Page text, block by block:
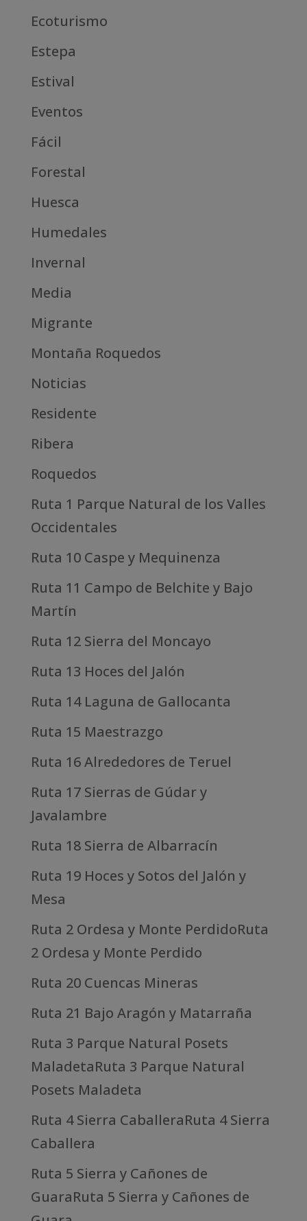
Ecoturismo
Estepa
Estival
Eventos
Fácil
Forestal
Huesca
Humedales
Invernal
Media
Migrante
Montaña Roquedos
Noticias
Residente
Ribera
Roquedos
Ruta 1 Parque Natural de los Valles
Occidentales
Ruta 10 Caspe y Mequinenza
Ruta 11 Campo de Belchite y Bajo
Martín
Ruta 12 Sierra del Moncayo
Ruta 13 Hoces del Jalón
Ruta 14 Laguna de Gallocanta
Ruta 15 Maestrazgo
Ruta 16 Alrededores de Teruel
Ruta 17 Sierras de Gúdar y
Javalambre
Ruta 18 Sierra de Albarracín
Ruta 19 Hoces y Sotos del Jalón y
Mesa
Ruta 2 Ordesa y Monte PerdidoRuta
2 Ordesa y Monte Perdido
Ruta 20 Cuencas Mineras
Ruta 21 Bajo Aragón y Matarraña
Ruta 3 Parque Natural Posets
MaladetaRuta 3 Parque Natural
Posets Maladeta
Ruta 4 Sierra CaballeraRuta 4 Sierra
Caballera
Ruta 5 Sierra y Cañones de
GuaraRuta 5 Sierra y Cañones de